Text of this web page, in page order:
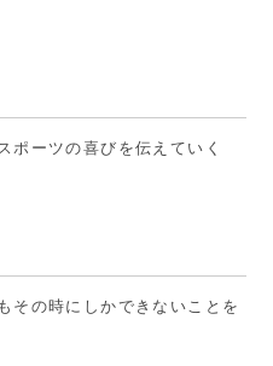
ポーツの喜びを伝えていく
その時にしかできないことを